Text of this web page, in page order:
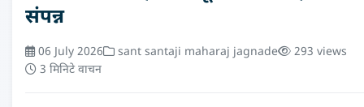
संपन्न
06 July 2026 sant santaji maharaj jagnade
293 views
3 मिनिटे वाचन